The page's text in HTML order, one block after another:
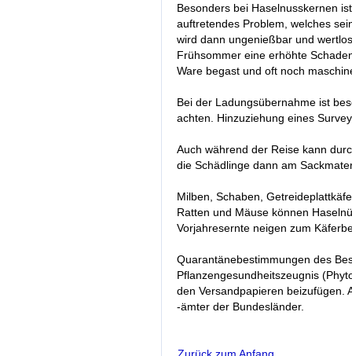
Besonders bei Haselnusskernen
auftretendes Problem, welches
wird dann ungenießbar und
Frühsommer eine erhöhte
Ware begast und oft noch
Bei der Ladungsübernahme ist
achten. Hinzuziehung eines
Auch während der Reise kann
die Schädlinge dann am
Milben, Schaben,
Ratten und Mäuse können
Vorjahresernte neigen zum
Quarantänebestimmungen des
Pflanzengesundheitszeugnis
den Versandpapieren beizufügen.
-ämter der Bundesländer.
Zurück zum Anfang